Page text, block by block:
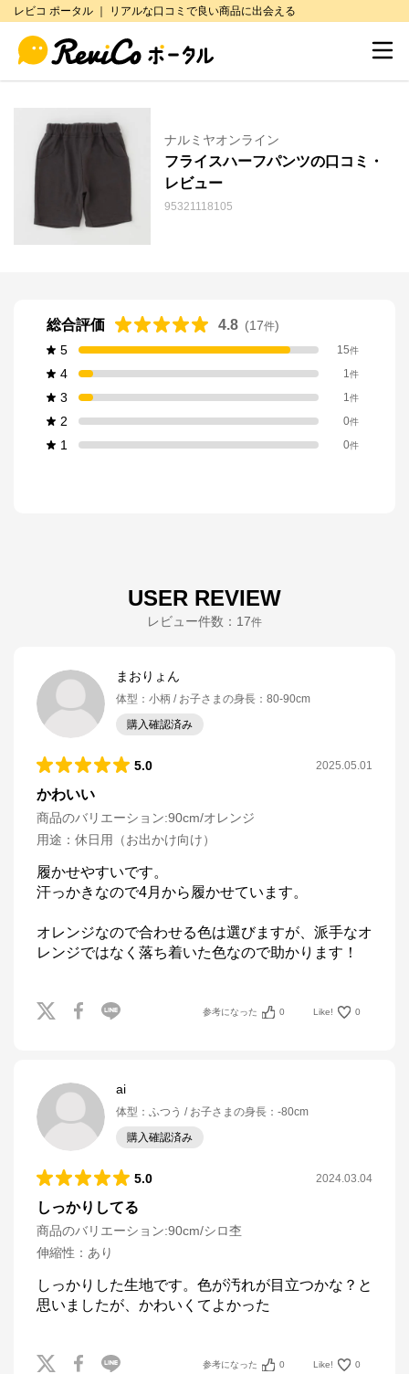
レビコ ポータル ｜ リアルな口コミで良い商品に出会える
ナルミヤオンライン
フライスハーフパンツの口コミ・
レビュー
95321118105
総合評価 4.8 (17件)
5
15件
4 1件
3 1件
2 0件
1 0件
USER REVIEW
レビュー件数： 17件
まおりょん
体型 ： 小柄 お子さまの身長 ： 80-90cm
購入確認済み
5.0 2025.05.01
かわいい
商品のバリエーション:90cm/オレンジ
用途 ： 休日用（お出かけ向け）
履かせやすいです。
汗っかきなので4月から履かせています。
オレンジなので合わせる色は選びますが、派手なオ
レンジではなく落ち着いた色なので助かります！
参考になった 0 Like! 0
ai
体型 ： ふつう お子さまの身長 ： -80cm
購入確認済み
5.0 2024.03.04
しっかりしてる
商品のバリエーション:90cm/シロ杢
伸縮性 ： あり
しっかりした生地です。色が汚れが目立つかな？と
思いましたが、かわいくてよかった
参考になった 0 Like! 0